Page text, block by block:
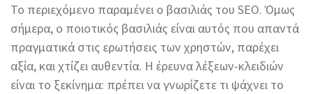
Το περιεχόμενο παραμένει ο βασιλιάς του SEO. Όμως
σήμερα, ο ποιοτικός βασιλιάς είναι αυτός που απαντά
πραγματικά στις ερωτήσεις των χρηστών, παρέχει
αξία, και χτίζει αυθεντία. Η έρευνα λέξεων-κλειδιών
είναι το ξεκίνημα: πρέπει να γνωρίζετε τι ψάχνει το